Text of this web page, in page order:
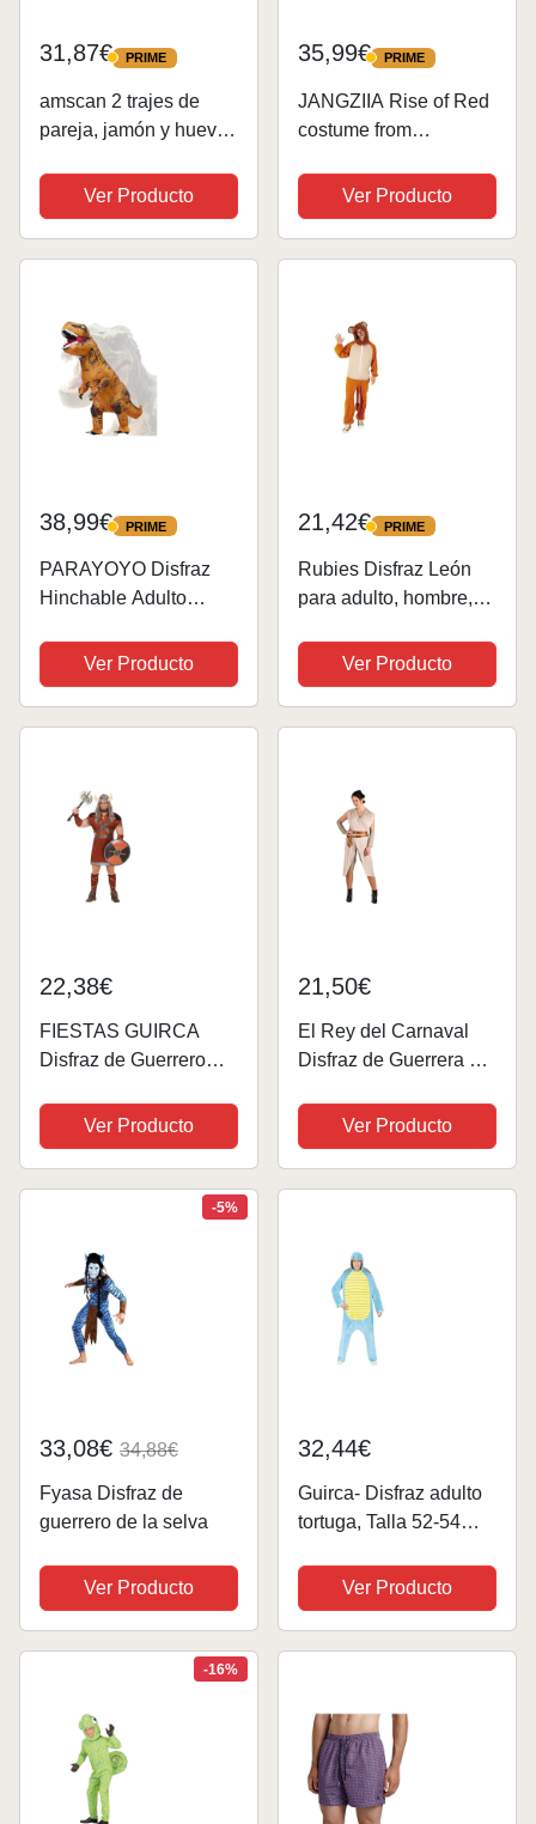
31,87€ PRIME
PRIME
amscan 2 trajes de
pareja, jamón y huevo,
media/grande (844276)
, color/modelo surtido
Ver Producto
35,99€ PRIME
PRIME
JANGZIIA Rise of Red
costume from
Cosplay para
Carnaval,
Cumpleaños, Navidad
Ver Producto
38,99€ PRIME
PRIME
PARAYOYO Disfraz
Hinchable Adulto
Hinchable Disfraz
Dinosaurio Disfraz
Trex Disfraz Halloween
Ver Producto
21,42€ PRIME
PRIME
Rubies Disfraz León
para adulto, hombre,
gorro, Talla única,
Unisex, Oficial Rubies
para Carnaval, Fiestas,
Ver Producto
22,38€
FIESTAS GUIRCA
Disfraz de Guerrero
- Rey Bárbaro Disfraz
Histórico Hombre incl.
Tocado Cuernos Talla
Ver Producto
21,50€
El Rey del Carnaval
Disfraz de Guerrera de
MujerVer Producto
-5%
33,08€ 34,88€
Fyasa Disfraz de
guerrero de la selva
Ver Producto
32,44€
Guirca- Disfraz adulto
tortuga, Talla 52-54
Ver Producto
-16%